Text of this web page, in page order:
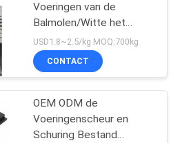
Voeringen van de
Balmolen/Witte het
Ijzerafgietsels van
Chrome van
Molenvoeringen Hoge
USD1.8~2.5/kg MOQ:700kg
CONTACT
OEM ODM de
Voeringenscheur en
Schuring Bestand